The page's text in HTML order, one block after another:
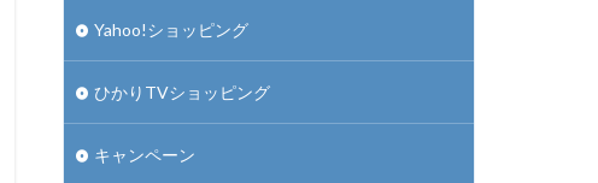
Yahoo!ショッピング
ひかりTVショッピング
キャンペーン